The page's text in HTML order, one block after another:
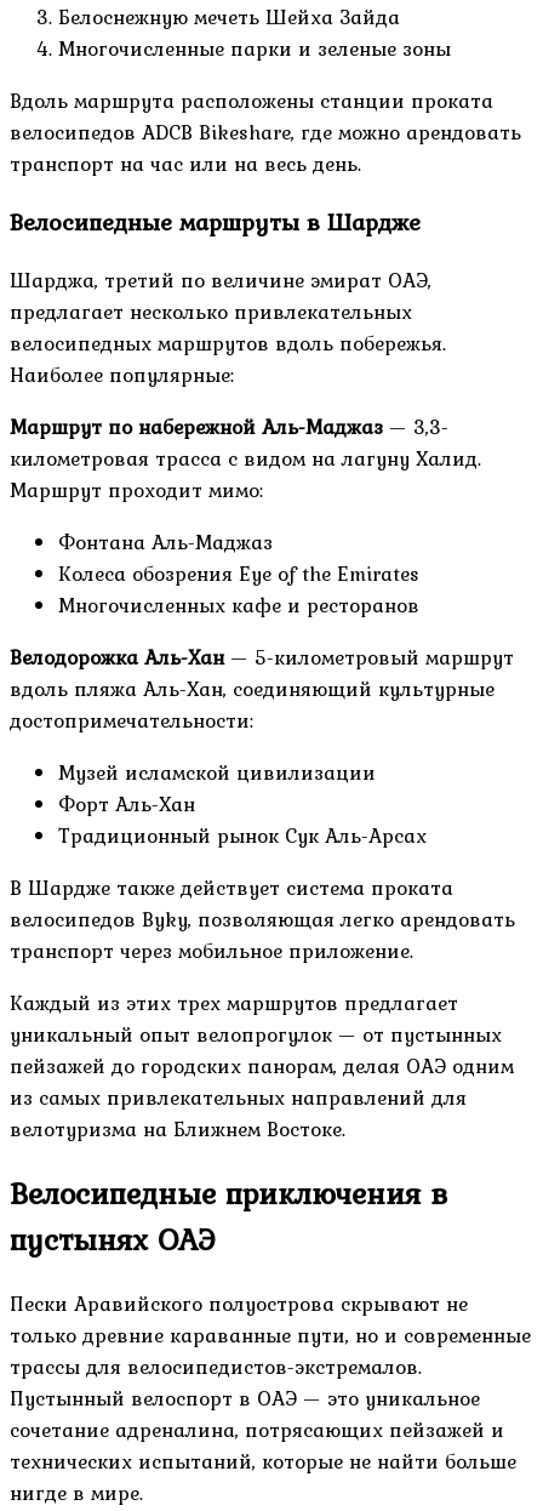
Белоснежную мечеть Шейха Зайда
Многочисленные парки и зеленые зоны
Вдоль маршрута расположены станции проката
велосипедов ADCB Bikeshare, где можно арендовать
транспорт на час или на весь день.
Велосипедные маршруты в Шардже
Шарджа, третий по величине эмират ОАЭ,
предлагает несколько привлекательных
велосипедных маршрутов вдоль побережья.
Наиболее популярные:
Маршрут по набережной Аль-Маджаз — 3,3-
километровая трасса с видом на лагуну Халид.
Маршрут проходит мимо:
Фонтана Аль-Маджаз
Колеса обозрения Eye of the Emirates
Многочисленных кафе и ресторанов
Велодорожка Аль-Хан— 5-километровый маршрут
вдоль пляжа Аль-Хан, соединяющий культурные
достопримечательности:
Музей исламской цивилизации
Форт Аль-Хан
Традиционный рынок Сук Аль-Арсах
В Шардже также действует система проката
велосипедов Byky, позволяющая легко арендовать
транспорт через мобильное приложение.
Каждый из этих трех маршрутов предлагает
уникальный опыт велопрогулок — от пустынных
пейзажей до городских панорам, делая ОАЭ одним
из самых привлекательных направлений для
велотуризма на Ближнем Востоке.
Велосипедные приключения в
пустынях ОАЭ
Пески Аравийского полуострова скрывают не
только древние караванные пути, но и современные
трассы для велосипедистов-экстремалов.
Пустынный велоспорт в ОАЭ — это уникальное
сочетание адреналина, потрясающих пейзажей и
технических испытаний, которые не найти больше
нигде в мире.